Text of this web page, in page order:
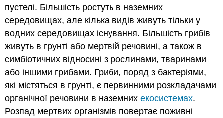
пустелі. Більшість ростуть в наземних
середовищах, але кілька видів живуть тільки у
водних середовищах існування. Більшість грибів
живуть в грунті або мертвій речовині, а також в
симбіотичних відносині з рослинами, тваринами
або іншими грибами. Гриби, поряд з бактеріями,
які містяться в грунті, є первинними розкладачами
органічної речовини в наземнихекосистемах.
Розпад мертвих організмів повертає поживні